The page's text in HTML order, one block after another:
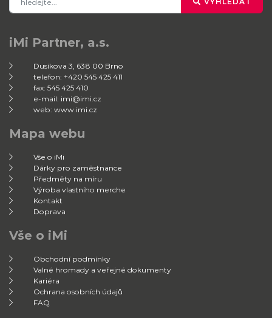
iMi Partner, a.s.
Dusíkova 3, 638 00 Brno
telefon: +420 545 425 411
fax: 545 425 410
e-mail: imi@imi.cz
web: www.imi.cz
Mapa webu
Vše o iMi
Dárky pro zaměstnance
Předměty na míru
Výroba vlastního merche
Kontakt
Doprava
Vše o iMi
Obchodní podmínky
Valné hromady a veřejné dokumenty
Kariéra
Ochrana osobních údajů
FAQ